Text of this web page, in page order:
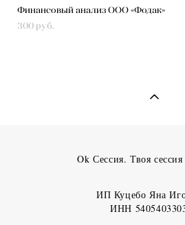
Финансовый анализ ООО «Фодак»
300 pуб.
Ok Сессия. Твоя
ИП Куцебо Яна
ИНН